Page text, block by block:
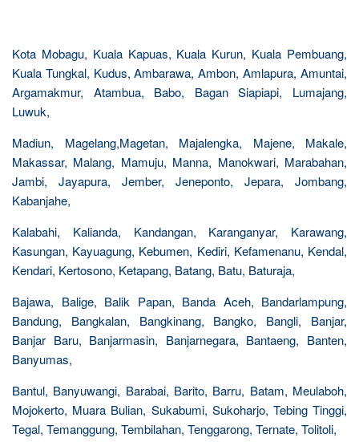
Kota Mobagu, Kuala Kapuas, Kuala Kurun, Kuala Pembuang,
Kuala Tungkal, Kudus, Ambarawa, Ambon, Amlapura, Amuntai,
Argamakmur, Atambua, Babo, Bagan Siapiapi, Lumajang,
Luwuk,
Madiun, Magelang,Magetan, Majalengka, Majene, Makale,
Makassar, Malang, Mamuju, Manna, Manokwari, Marabahan,
Jambi, Jayapura, Jember, Jeneponto, Jepara, Jombang,
Kabanjahe,
Kalabahi, Kalianda, Kandangan, Karanganyar, Karawang,
Kasungan, Kayuagung, Kebumen, Kediri, Kefamenanu, Kendal,
Kendari, Kertosono, Ketapang, Batang, Batu, Baturaja,
Bajawa, Balige, Balik Papan, Banda Aceh, Bandarlampung,
Bandung, Bangkalan, Bangkinang, Bangko, Bangli, Banjar,
Banjar Baru, Banjarmasin, Banjarnegara, Bantaeng, Banten,
Banyumas,
Bantul, Banyuwangi, Barabai, Barito, Barru, Batam, Meulaboh,
Mojokerto, Muara Bulian, Sukabumi, Sukoharjo, Tebing Tinggi,
Tegal, Temanggung, Tembilahan, Tenggarong, Ternate, Tolitoli,